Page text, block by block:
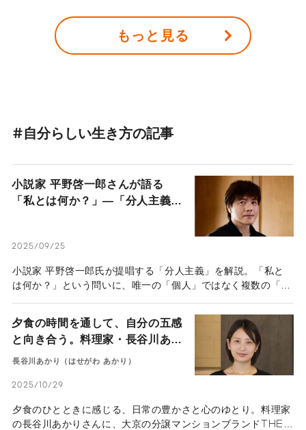
もっと見る
#自分らしい生き方の記事
小説家 平野啓一郎さんが語る
「私とは何か？」―「分人主義」
2025/09/25
小説家 平野啓一郎氏が提唱する「分人主義」を解説。「私と
は何か？」という問いに、唯一の「個人」ではなく複数の「分
の悩みを解決に導く、現代人のための新しい思想を紹介しま
す。
夕食の時間を通して、自分の五感
と向き合う。料理家・長谷川あか
りさんインタビュー
長谷川あかり（はせがわ あかり）
2025/10/29
夕食のひとときに感じる、日常の豊かさと心のゆとり。料理家
の長谷川あかりさんに、大京の分譲マンションブランドTHE